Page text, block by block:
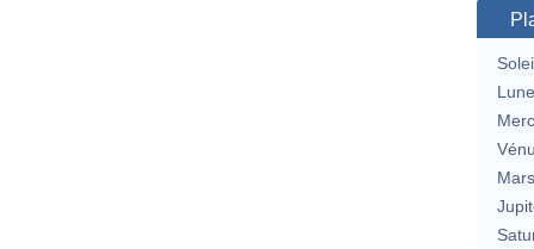
Lune
Mars